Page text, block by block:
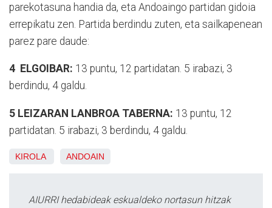
parekotasuna handia da, eta Andoaingo partidan gidoia
errepikatu zen. Partida berdindu zuten, eta sailkapenean
parez pare daude:
4 ELGOIBAR: 13 puntu, 12 partidatan. 5 irabazi, 3
berdindu, 4 galdu.
5 LEIZARAN LANBROA TABERNA: 13 puntu, 12
partidatan. 5 irabazi, 3 berdindu, 4 galdu.
KIROLA ANDOAIN
AIURRI hedabideak eskualdeko nortasun hitzak